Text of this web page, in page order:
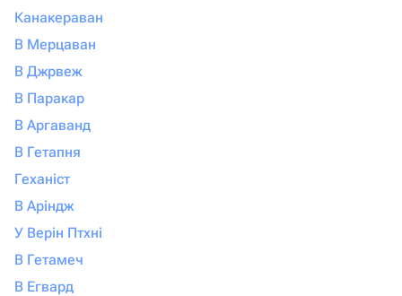
Канакераван
В Мерцаван
В Джрвеж
В Паракар
В Аргаванд
В Гетапня
Геханіст
В Аріндж
У Верін Птхні
В Гетамеч
В Егвард